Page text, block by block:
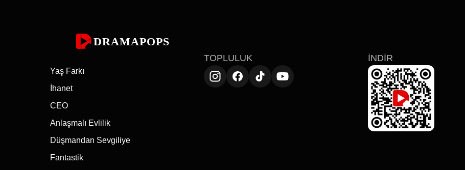
DRAMAPOPS
Yaş Farkı
İhanet
CEO
Anlaşmalı Evlilik
Düşmandan Sevgiliye
Fantastik
TOPLULUK İNDIR